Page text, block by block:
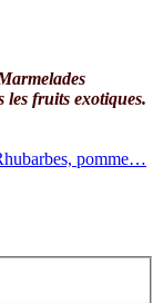
les fruits exotiques.
pomme…